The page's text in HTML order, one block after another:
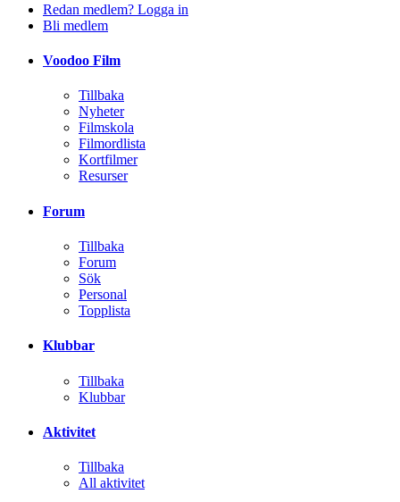
Redan medlem? Logga in
Bli medlem
Voodoo Film
Tillbaka
Nyheter
Filmskola
Filmordlista
Kortfilmer
Resurser
Forum
Tillbaka
Forum
Sök
Personal
Topplista
Klubbar
Tillbaka
Klubbar
Aktivitet
Tillbaka
All aktivitet